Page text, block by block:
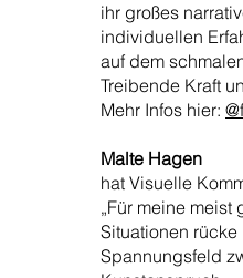
ihr großes
individuellen
auf dem
Treibende Kraft
Mehr Infos hier:
Malte Hagen
hat Visuelle
„Für meine
Situationen
Spannungsfeld